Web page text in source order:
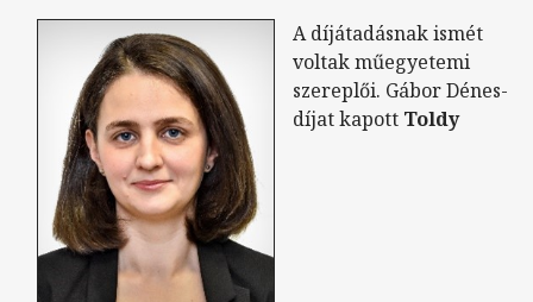
A díjátadásnak ismét
voltak műegyetemi
szereplői. Gábor Dénes-
díjat kapott Toldy